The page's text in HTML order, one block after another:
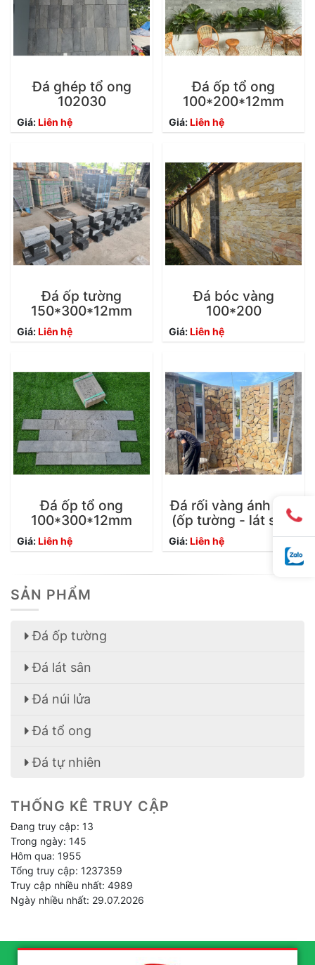
Đá ghép tổ ong
102030
Giá:Liên hệ
Đá ốp tổ ong
100*200*12mm
Giá:Liên hệ
Đá ốp tường
150*300*12mm
Giá:Liên hệ
Đá bóc vàng
100*200
Giá:Liên hệ
Đá ốp tổ ong
100*300*12mm
Giá:Liên hệ
Đá rối vàng ánh kim
(ốp tường - lát sân)
Giá:Liên hệ
SẢN PHẨM
Đá ốp tường
Đá lát sân
Đá núi lửa
Đá tổ ong
Đá tự nhiên
THỐNG KÊ TRUY CẬP
Đang truy cập: 13
Trong ngày: 145
Hôm qua: 1955
Tổng truy cập: 1237359
Truy cập nhiều nhất: 4989
Ngày nhiều nhất: 29.07.2026